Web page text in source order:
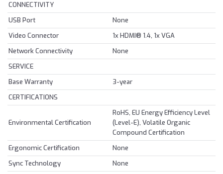
CONNECTIVITY
USB Port
None
Video Connector
1x HDMI® 1.4, 1x VGA
Network Connectivity
None
SERVICE
Base Warranty
3-year
CERTIFICATIONS
Environmental Certification
RoHS, EU Energy Efficiency Level
(Level-E), Volatile Organic
Compound Certification
Ergonomic Certification
None
Sync Technology
None